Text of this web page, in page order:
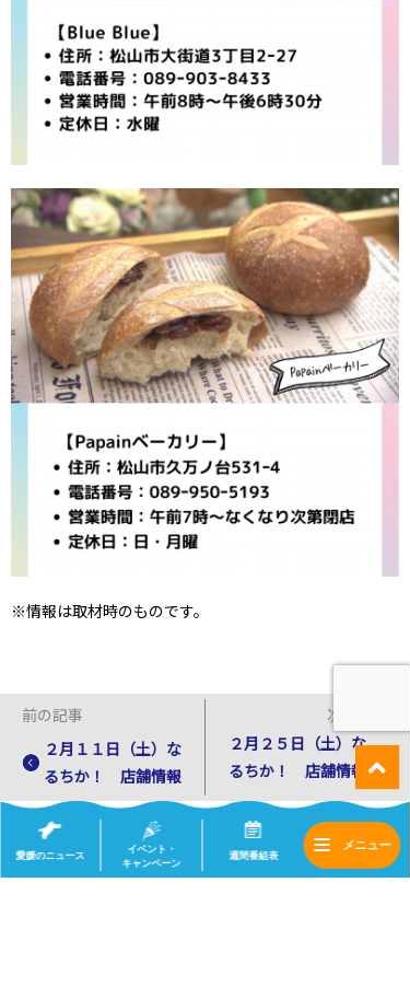
※情報は取材時のものです。
前の記事
２月１１日（土）な
るちか！ 店舗情報
次の記事
２月２５日（土）な
るちか！ 店舗情報
一覧へ
愛媛のニュース
イベント・
キャンペーン
週間番組表